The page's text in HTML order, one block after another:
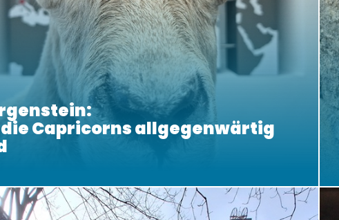
die Capricorns allgegenwärtig